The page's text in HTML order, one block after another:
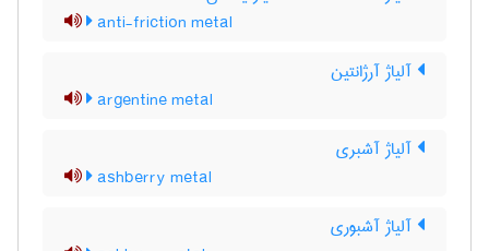
anti-friction metal
آلیاژ آرژانتین
argentine metal
آلیاژ آشبری
ashberry metal
آلیاژ آشبوری